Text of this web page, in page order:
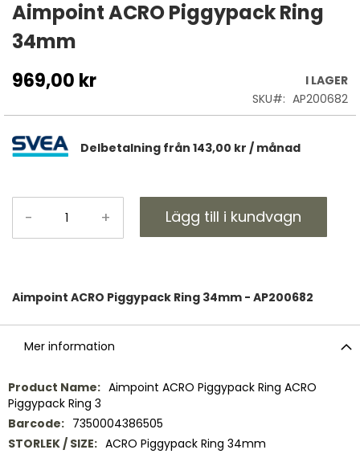
till
början
av
bildgalleriet
Aimpoint ACRO Piggypack Ring
34mm
969,00 kr
I LAGER
SKU
AP200682
Delbetalning från 143,00 kr / månad
- + Lägg till i kundvagn
Aimpoint ACRO Piggypack Ring 34mm - AP200682
Mer information
Mer
information
Aimpoint ACRO Piggypack Ring ACRO
Piggypack Ring 3
7350004386505
ACRO Piggypack Ring 34mm